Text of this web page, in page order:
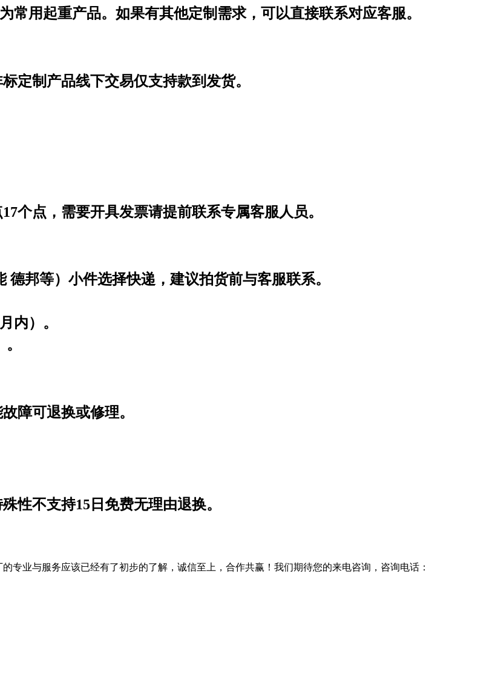
常用起重产品。如果有其他定制需求，可以直接联系对应客服。
定制产品线下交易仅支持款到发货。
个点，需要开具发票请提前联系专属客服人员。
邦等）小件选择快递，建议拍货前与客服联系。
内）。
障可退换或修理。
性不支持15日免费无理由退换。
专业与服务应该已经有了初步的了解，诚信至上，合作共赢！我们期待您的来电咨询，咨询电话：